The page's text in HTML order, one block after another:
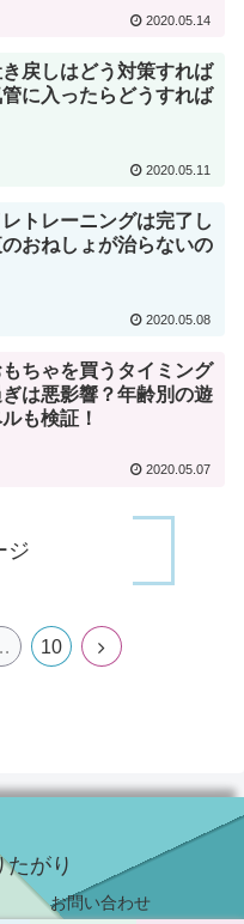
2020.05.14
戻しはどう対策すれば
に入ったらどうすれば
2020.05.11
トレーニングは完了し
おねしょが治らないの
2020.05.08
ちゃを買うタイミング
は悪影響？年齢別の遊
も検証！
2020.05.07
ジ
10
次
たがり
お問い合わせ